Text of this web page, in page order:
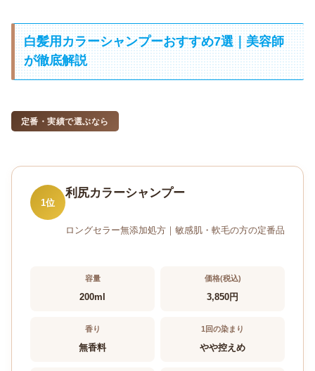
白髪用カラーシャンプーおすすめ7選｜美容師
が徹底解説
定番・実績で選ぶなら
1位
利尻カラーシャンプー
ロングセラー無添加処方｜敏感肌・軟毛の方の定番品
容量
200ml
価格(税込)
3,850円
香り
無香料
1回の染まり
やや控えめ